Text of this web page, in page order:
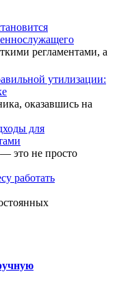
регламентами, а
утилизации:
оказавшись на
для
это не просто
работать